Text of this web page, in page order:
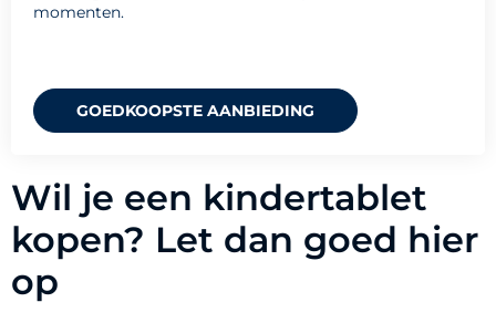
momenten.
GOEDKOOPSTE AANBIEDING
Wil je een kindertablet
kopen? Let dan goed hier
op